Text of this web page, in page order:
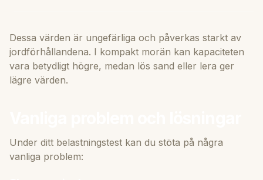
Dessa värden är ungefärliga och påverkas starkt av
jordförhållandena. I kompakt morän kan kapaciteten
vara betydligt högre, medan lös sand eller lera ger
lägre värden.
Under ditt belastningstest kan du stöta på några
vanliga problem: